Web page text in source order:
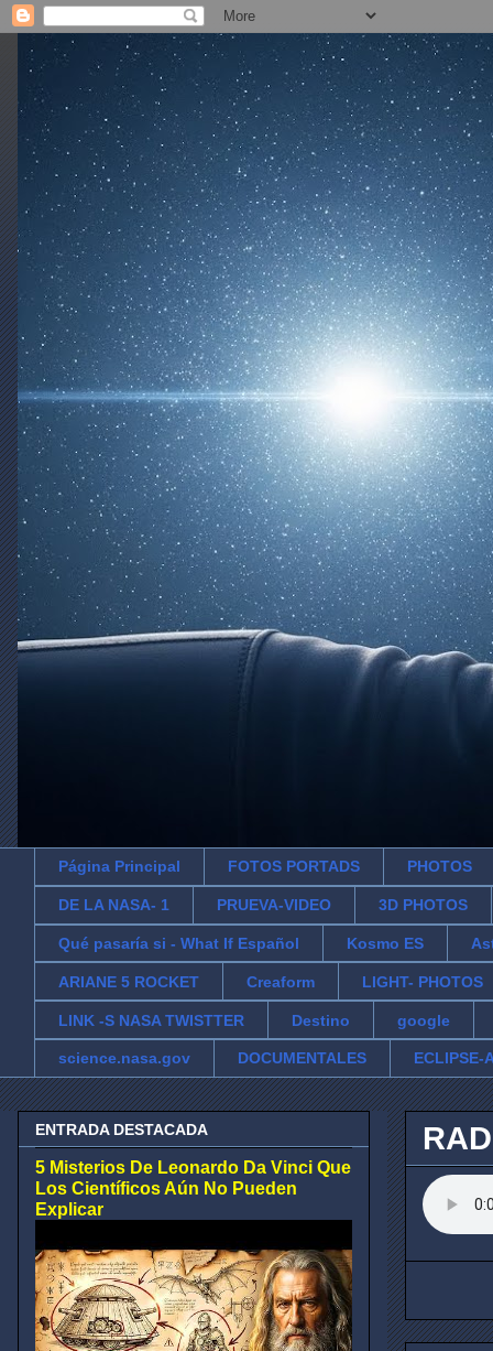
Página Principal FOTOS PORTADS PHOTOS
DE LA NASA- 1 PRUEVA-VIDEO 3D PHOTOS
Qué pasaría si - What If Español Kosmo ES
ARIANE 5 ROCKET Creaform LIGHT- PHOTOS
LINK -S NASA TWISTTER Destino google
science.nasa.gov DOCUMENTALES ECLIPSE-
ENTRADA DESTACADA
5 Misterios De Leonardo Da Vinci Que
Los Científicos Aún No Pueden
Explicar